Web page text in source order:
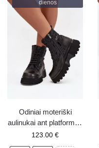
dienos
Odiniai moteriški
aulinukai ant platformos
su užrašais ir
123.00€